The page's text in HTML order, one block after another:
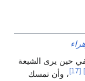
حين يرى الشيعة
[17]
، وأن تمسك